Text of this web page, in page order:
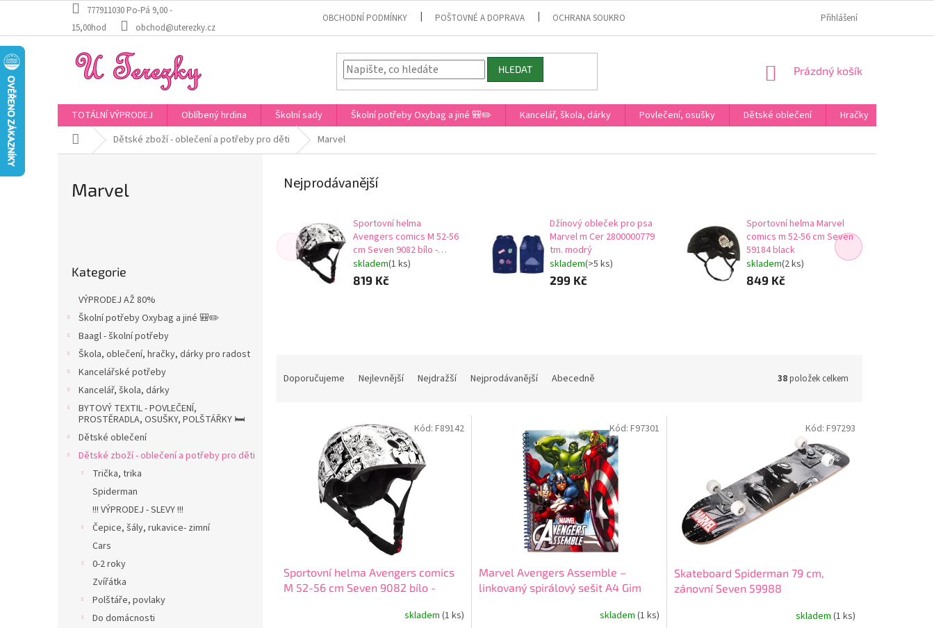
obsah
777911030 Po-Pá 9,00 -
15,00hod
obchod@uterezky.cz
OBCHODNÍ PODMÍNKY POŠTOVNÉ A DOPRAVA OCHRANA SOUKROMÍ HODNOCENÍ NA HEURÉCE
Přihlášení
HLEDAT
NÁKUPNÍ
Prázdný košík
TOTÁLNÍ VÝPRODEJ Oblíbený hrdina Školní sady Školní potřeby Oxybag a jiné 🎒✏️ Kancelář, škola, dárky Povlečení, osušky Dětské oblečení Hračky
Domů Dětské zboží - oblečení a potřeby pro děti Marvel
Marvel
kategorie
Kategorie
VÝPRODEJ AŽ 80%
Školní potřeby Oxybag a jiné 🎒✏️
Baagl - školní potřeby
Škola, oblečení, hračky, dárky pro radost
Kancelářské potřeby
Kancelář, škola, dárky
BYTOVÝ TEXTIL - POVLEČENÍ,
PROSTĚRADLA, OSUŠKY, POLŠTÁŘKY 🛏️
Dětské oblečení
Dětské zboží - oblečení a potřeby pro děti
Trička, trika
Spiderman
!!! VÝPRODEJ - SLEVY !!!
Čepice, šály, rukavice- zimní
Cars
0-2 roky
Zvířátka
Polštáře, povlaky
Do domácnosti
Nejprodávanější
Sportovní helma
Avengers comics M 52-56
cm Seven 9082 bílo -
černá
skladem(1 ks)
819 Kč
Džínový obleček pro psa
Marvel m Cer 2800000779
tm. modrý
skladem(>5 ks)
299 Kč
Sportovní helma Marvel
comics m 52-56 cm Seven
59184 black
skladem(2 ks)
849 Kč
Doporučujeme Nejlevnější Nejdražší Nejprodávanější Abecedně 38položek celkem
Sportovní helma Avengers comics
M 52-56 cm Seven 9082 bílo -
skladem (1 ks)
Kód: F89142
Marvel Avengers Assemble –
linkovaný spirálový sešit A4 Gim
skladem (1 ks)
Kód: F97301
Skateboard Spiderman 79 cm,
zánovní Seven 59988
skladem (1 ks)
Kód: F97293